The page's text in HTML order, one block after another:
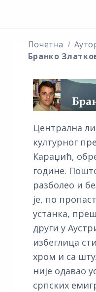
Почетна
Бранко
Централна
културног
Караџић,
године.
разболео и
је, по
устанка,
други у
избеглица
хром и са
није одавао
српских